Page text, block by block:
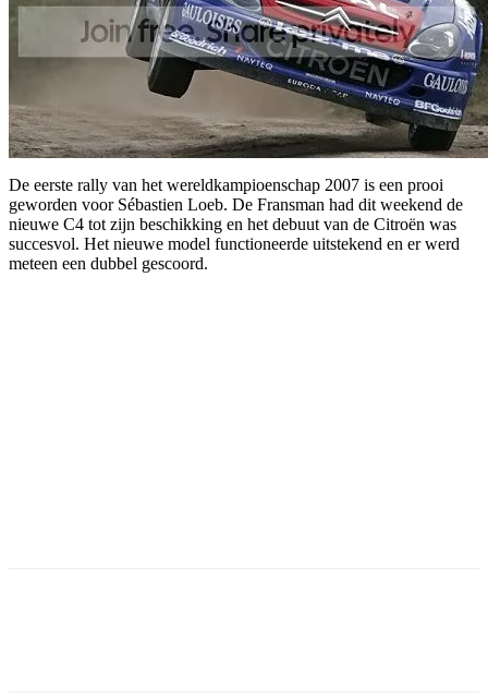
De eerste rally van het wereldkampioenschap 2007 is een prooi
geworden voor Sébastien Loeb. De Fransman had dit weekend de
nieuwe C4 tot zijn beschikking en het debuut van de Citroën was
succesvol. Het nieuwe model functioneerde uitstekend en er werd
meteen een dubbel gescoord.